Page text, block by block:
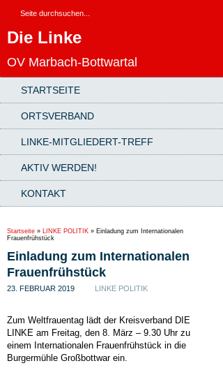
Die Linke
OV Marbach-Bottwartal
STARTSEITE
ORTSVERBAND
LINKE-MITGLIEDERT-TREFF
AKTIV WERDEN!
KONTAKT
Startseite » LINKE POLITIK » Einladung zum Internationalen
Frauenfrühstück
Einladung zum Internationalen
Frauenfrühstück
23. FEBRUAR 2019 LINKE POLITIK
Zum Weltfrauentag lädt der Kreisverband DIE
LINKE am Freitag, den 8. März – 9.30 Uhr zu
einem Internationalen Frauenfrühstück in die
Burgermühle Großbottwar ein.